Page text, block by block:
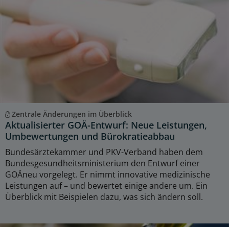
Zentrale Änderungen im Überblick
Aktualisierter GOÄ-Entwurf: Neue Leistungen,
Umbewertungen und Bürokratieabbau
Bundesärztekammer und PKV-Verband haben dem
Bundesgesundheitsministerium den Entwurf einer
GOÄneu vorgelegt. Er nimmt innovative medizinische
Leistungen auf – und bewertet einige andere um. Ein
Überblick mit Beispielen dazu, was sich ändern soll.